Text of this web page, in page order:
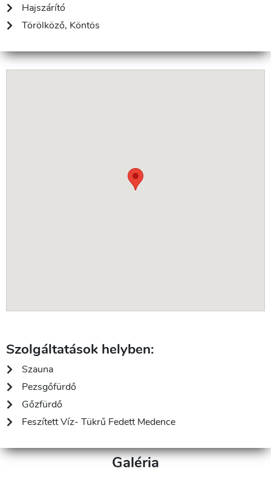
Hajszárító
Törölköző, Köntös
Szolgáltatások helyben:
Szauna
Pezsgőfürdő
Gőzfürdő
Feszített Víz- Tükrű Fedett Medence
Galéria